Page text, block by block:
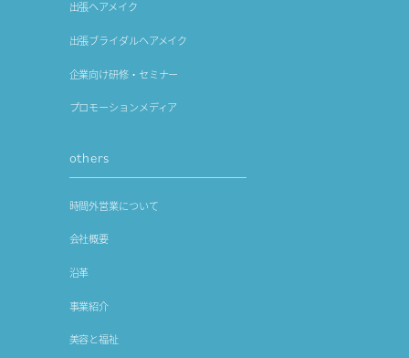
出張ヘアメイク
出張ブライダルヘアメイク
企業向け研修・セミナー
プロモーションメディア
others
時間外営業について
会社概要
沿革
事業紹介
美容と福祉